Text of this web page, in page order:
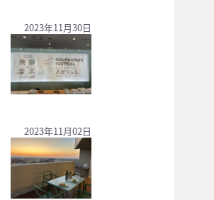
2023年11月30日
2023年11月02日